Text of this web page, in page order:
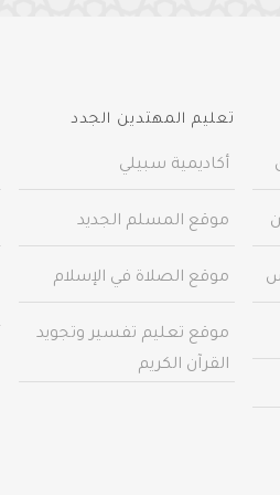
تعليم المهتدين الجدد
أكاديمية سبيلي
موقع المسلم الجديد
موقع الصلاة في الإسلام
موقع تعليم تفسير وتجويد
القرآن الكريم